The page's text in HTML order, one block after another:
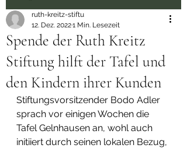
Spende der Ruth Kreitz
Stiftung hilft der Tafel und
den Kindern ihrer Kunden
ruth-kreitz-stiftu
12. Dez. 20221 Min. Lesezeit
Stiftungsvorsitzender Bodo Adler
sprach vor einigen Wochen die
Tafel Gelnhausen an, wohl auch
initiiert durch seinen lokalen Bezug,